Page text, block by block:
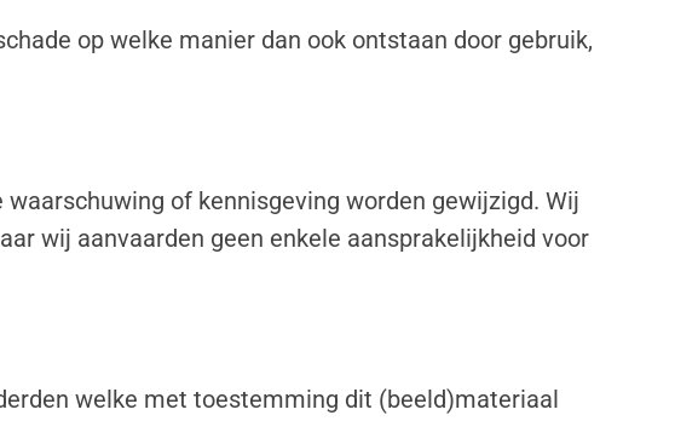
op welke manier dan ook ontstaan door gebruik,
of kennisgeving worden gewijzigd. Wij
wij aanvaarden geen enkele aansprakelijkheid voor
welke met toestemming dit (beeld)materiaal